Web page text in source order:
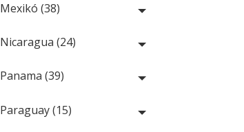
Mexikó (38)
Nicaragua (24)
Panama (39)
Paraguay (15)